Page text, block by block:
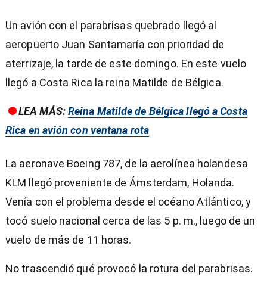
Un avión con el parabrisas quebrado llegó al
aeropuerto Juan Santamaría con prioridad de
aterrizaje, la tarde de este domingo. En este vuelo
llegó a Costa Rica la reina Matilde de Bélgica.
LEA MÁS:Reina Matilde de Bélgica llegó a Costa
Rica en avión con ventana rota
La aeronave Boeing 787, de la aerolínea holandesa
KLM llegó proveniente de Ámsterdam, Holanda.
Venía con el problema desde el océano Atlántico, y
tocó suelo nacional cerca de las 5 p. m., luego de un
vuelo de más de 11 horas.
No trascendió qué provocó la rotura del parabrisas.